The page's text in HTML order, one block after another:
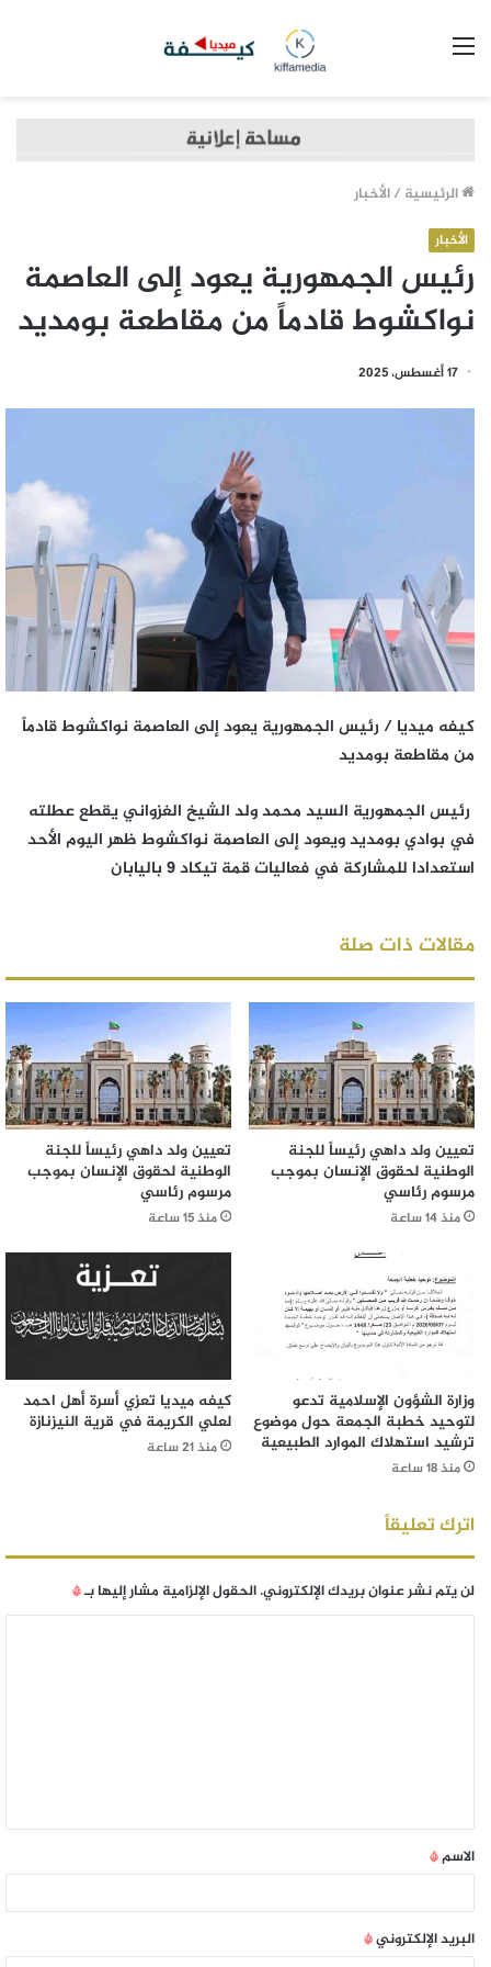
الرئيسية /الأخبار
الأخبار
رئيس الجمهورية يعود إلى العاصمة
نواكشوط قادماً من مقاطعة بومديد
17 أغسطس، 2025
كيفه ميديا / رئيس الجمهورية يعود إلى العاصمة نواكشوط قادماً
من مقاطعة بومديد
رئيس الجمهورية السيد محمد ولد الشيخ الغزواني يقطع عطلته
في بوادي بومديد ويعود إلى العاصمة نواكشوط ظهر اليوم الأحد
استعدادا للمشاركة في فعاليات قمة تيكاد 9 باليابان
مقالات ذات صلة
تعيين ولد داهي رئيساً للجنة
الوطنية لحقوق الإنسان بموجب
مرسوم رئاسي
منذ 14 ساعة
تعيين ولد داهي رئيساً للجنة
الوطنية لحقوق الإنسان بموجب
مرسوم رئاسي
منذ 15 ساعة
وزارة الشؤون الإسلامية تدعو
لتوحيد خطبة الجمعة حول موضوع
ترشيد استهلاك الموارد الطبيعية
منذ 18 ساعة
كيفه ميديا تعزي أسرة أهل احمد
لعلي الكريمة في قرية النيزنازة
منذ 21 ساعة
اترك تعليقاً
لن يتم نشر عنوان بريدك الإلكتروني.الحقول الإلزامية مشار إليها بـ*
الاسم*
البريد الإلكتروني*